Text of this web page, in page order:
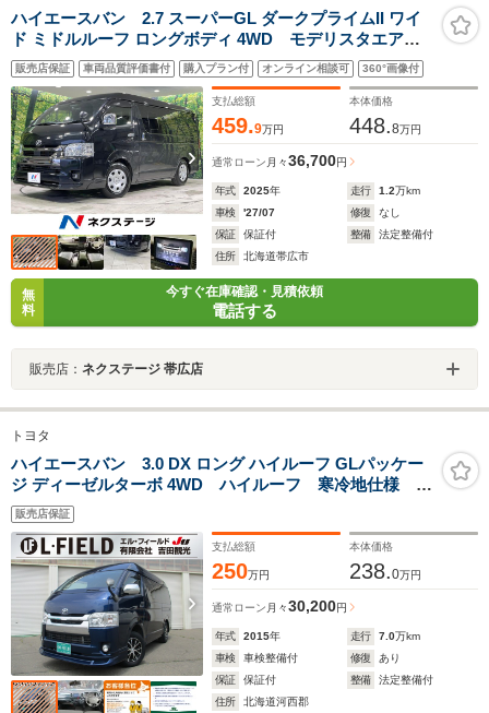
ハイエースバン 2.7 スーパーGL ダークプライムII ワイ
ド ミドルルーフ ロングボディ 4WD モデリスタエア
ロ BIG-X11インチナビ 4WD 全周囲カメラ 寒冷地
仕様 100V電源 セーフティセンス 禁煙車 コーナー
センサー スマートキー LEDヘッド ビルトイン
ETC オートハイビーム
販売店保証 車両品質評価書付 購入プラン付 オンライン相談可 360°画像付
支払総額
459.9万円
本体価格
448.8万円
通常ローン 月々36,700円
年式 2025年 走行 1.2万km
車検
'27/07 修復
なし
保証
保証付 整備
法定整備付
住所
北海道帯広市
無
料
今すぐ在庫確認・見積依頼
電話する
販売店： ネクステージ 帯広店
トヨタ
ハイエースバン 3.0 DX ロング ハイルーフ GLパッケー
ジ ディーゼルターボ 4WD ハイルーフ 寒冷地仕様 5
ドア 3000CCディーゼルターボ車 リアヒーター・クー
ラー 社外ナビ・フルセグTV・バックカメラ
販売店保証
支払総額
250万円
本体価格
238.0万円
通常ローン 月々30,200円
年式 2015年 走行 7.0万km
車検
車検整備付 修復
あり
保証
保証付 整備
法定整備付
住所
北海道河西郡